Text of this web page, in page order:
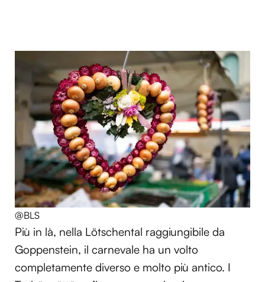
@BLS
Più in là, nella Lötschental raggiungibile da
Goppenstein, il carnevale ha un volto
completamente diverso e molto più antico. I